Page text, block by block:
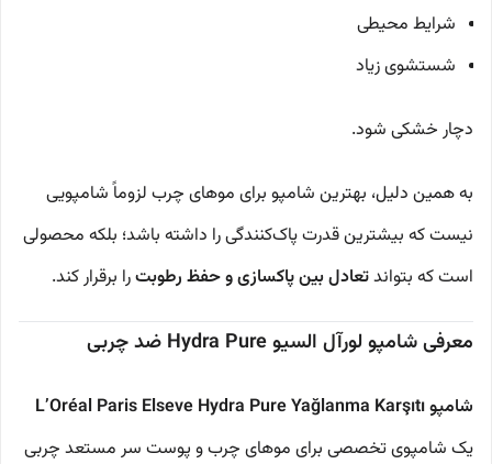
شرایط محیطی
شستشوی زیاد
دچار خشکی شود.
به همین دلیل، بهترین شامپو برای موهای چرب لزوماً شامپویی
نیست که بیشترین قدرت پاک‌کنندگی را داشته باشد؛ بلکه محصولی
است که بتواندتعادل بین پاکسازی و حفظ رطوبترا برقرار کند.
معرفی شامپو لورآل السیو Hydra Pure ضد چربی
شامپو L’Oréal Paris Elseve Hydra Pure Yağlanma Karşıtı
یک شامپوی تخصصی برای موهای چرب و پوست سر مستعد چربی